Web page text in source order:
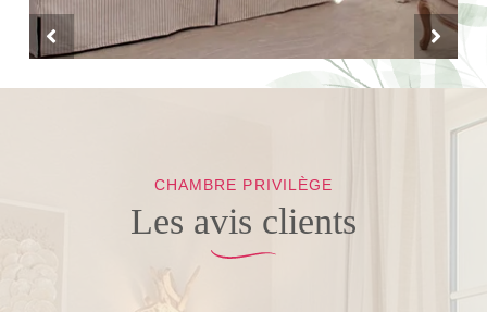
CHAMBRE PRIVILÈGE
Les avis clients